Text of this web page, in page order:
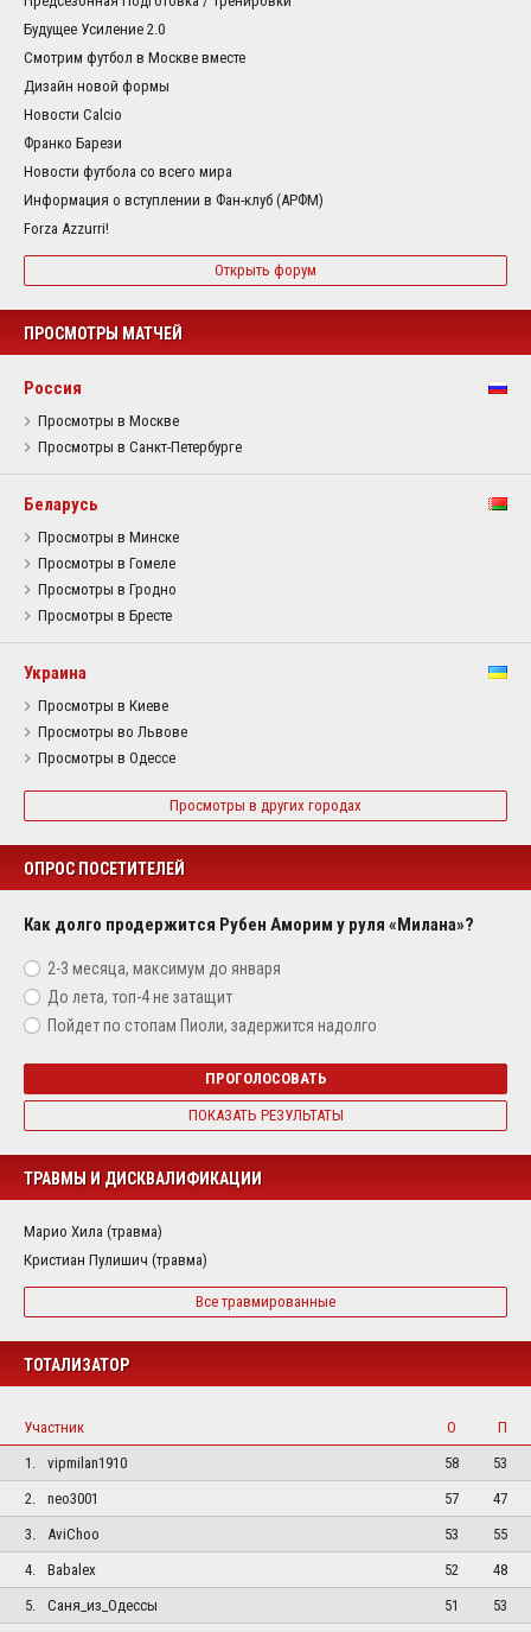
Будущее Усиление 2.0
Смотрим футбол в Москве вместе
Дизайн новой формы
Новости Calcio
Франко Барези
Новости футбола со всего мира
Информация о вступлении в Фан-клуб (АРФМ)
Forza Azzurri!
Открыть форум
ПРОСМОТРЫ МАТЧЕЙ
Россия
Просмотры в Москве
Просмотры в Санкт-Петербурге
Беларусь
Просмотры в Минске
Просмотры в Гомеле
Просмотры в Гродно
Просмотры в Бресте
Украина
Просмотры в Киеве
Просмотры во Львове
Просмотры в Одессе
Просмотры в других городах
ОПРОС ПОСЕТИТЕЛЕЙ
Как долго продержится Рубен Аморим у руля «Милана»?
2-3 месяца, максимум до января
До лета, топ-4 не затащит
Пойдет по стопам Пиоли, задержится надолго
ПРОГОЛОСОВАТЬ
ПОКАЗАТЬ РЕЗУЛЬТАТЫ
ТРАВМЫ И ДИСКВАЛИФИКАЦИИ
Марио Хила (травма)
Кристиан Пулишич (травма)
Все травмированные
ТОТАЛИЗАТОР
Участник О
П
1.
vipmilan1910 58
53
2.
neo3001 57
47
3.
AviChoo 53
55
4.
Babalex 52
48
5.
Саня_из_Одессы 51 53